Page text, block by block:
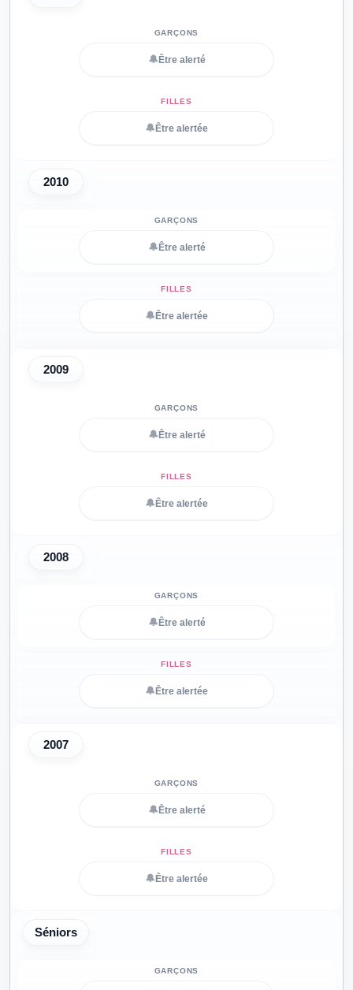
🔔 Être alerté
🔔 Être alertée
2010
🔔 Être alerté
🔔 Être alertée
2009
🔔 Être alerté
🔔 Être alertée
2008
🔔 Être alerté
🔔 Être alertée
2007
🔔 Être alerté
🔔 Être alertée
Séniors